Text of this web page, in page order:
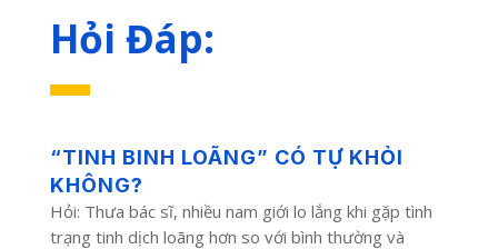
Hỏi Đáp:
“TINH BINH LOÃNG” CÓ TỰ KHỎI
KHÔNG?
Hỏi: Thưa bác sĩ, nhiều nam giới lo lắng khi gặp tình
trạng tinh dịch loãng hơn so với bình thường và